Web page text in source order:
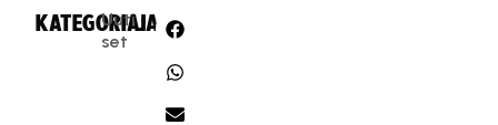
KATEGORIA:
Uuti
set
JAA: